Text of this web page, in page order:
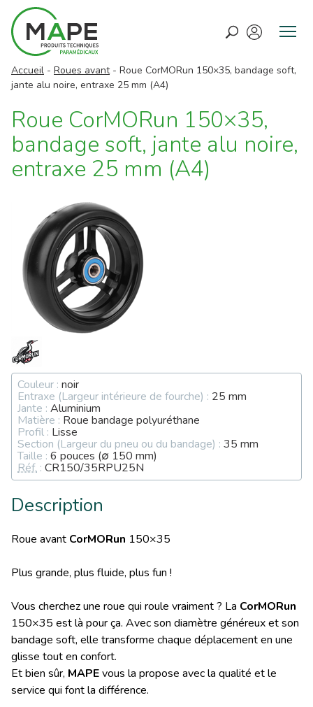
M
n
Accueil - Roues avant- Roue CorMORun 150×35, bandage soft,
jante alu noire, entraxe 25 mm (A4)
Roue CorMORun 150×35,
bandage soft, jante alu noire,
entraxe 25 mm (A4)
Couleur : noir
Entraxe (Largeur intérieure de fourche) : 25 mm
Jante : Aluminium
Matière : Roue bandage polyuréthane
Profil : Lisse
Section (Largeur du pneu ou du bandage) : 35 mm
Taille : 6 pouces (∅ 150 mm)
Réf. : CR150/35RPU25N
Description
Roue avant CorMORun 150×35
Plus grande, plus fluide, plus fun !
Vous cherchez une roue qui roule vraiment ? La CorMORun
150×35 est là pour ça. Avec son diamètre généreux et son
bandage soft, elle transforme chaque déplacement en une
glisse tout en confort.
Et bien sûr, MAPEvous la propose avec la qualité et le
service qui font la différence.